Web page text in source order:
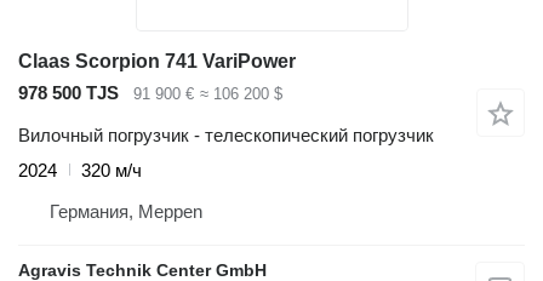
Claas Scorpion 741 VariPower
978 500 TJS
91 900 € ≈ 106 200 $
Вилочный погрузчик - телескопический погрузчик
2024
320 м/ч
Германия, Meppen
Agravis Technik Center GmbH